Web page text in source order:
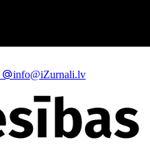
info@iZurnali.lv